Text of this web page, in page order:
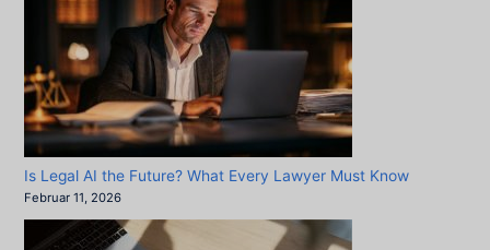
Is Legal AI the Future? What Every Lawyer Must Know
Februar 11, 2026